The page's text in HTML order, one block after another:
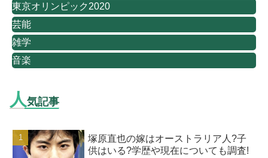
東京オリンピック2020
芸能
雑学
音楽
人気記事
塚原直也の嫁はオーストラリア人?子
供はいる?学歴や現在についても調査!